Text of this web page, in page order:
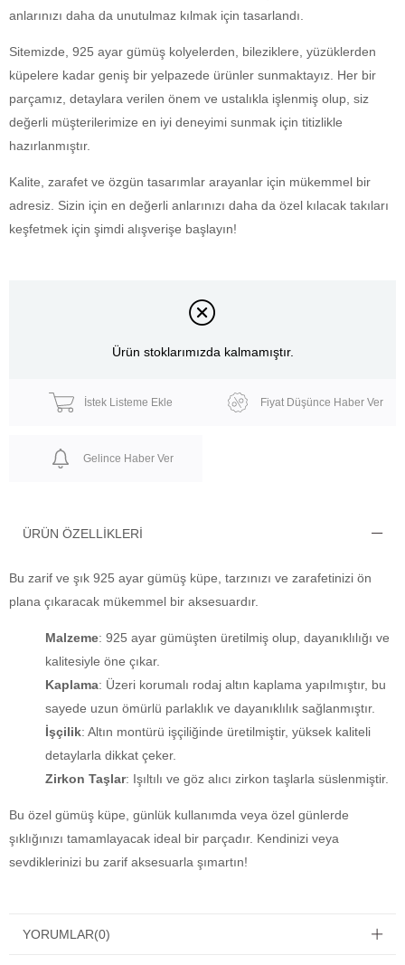
anlarınızı daha da unutulmaz kılmak için tasarlandı.
Sitemizde, 925 ayar gümüş kolyelerden, bileziklere, yüzüklerden
küpelere kadar geniş bir yelpazede ürünler sunmaktayız. Her bir
parçamız, detaylara verilen önem ve ustalıkla işlenmiş olup, siz
değerli müşterilerimize en iyi deneyimi sunmak için titizlikle
hazırlanmıştır.
Kalite, zarafet ve özgün tasarımlar arayanlar için mükemmel bir
adresiz. Sizin için en değerli anlarınızı daha da özel kılacak takıları
keşfetmek için şimdi alışverişe başlayın!
Ürün stoklarımızda kalmamıştır.
İstek Listeme Ekle Fiyat Düşünce Haber Ver
Gelince Haber Ver
ÜRÜN ÖZELLIKLERI
Bu zarif ve şık 925 ayar gümüş küpe, tarzınızı ve zarafetinizi ön
plana çıkaracak mükemmel bir aksesuardır.
Malzeme: 925 ayar gümüşten üretilmiş olup, dayanıklılığı ve
kalitesiyle öne çıkar.
Kaplama: Üzeri korumalı rodaj altın kaplama yapılmıştır, bu
sayede uzun ömürlü parlaklık ve dayanıklılık sağlanmıştır.
İşçilik: Altın montürü işçiliğinde üretilmiştir, yüksek kaliteli
detaylarla dikkat çeker.
Zirkon Taşlar: Işıltılı ve göz alıcı zirkon taşlarla süslenmiştir.
Bu özel gümüş küpe, günlük kullanımda veya özel günlerde
şıklığınızı tamamlayacak ideal bir parçadır. Kendinizi veya
sevdiklerinizi bu zarif aksesuarla şımartın!
YORUMLAR(0)